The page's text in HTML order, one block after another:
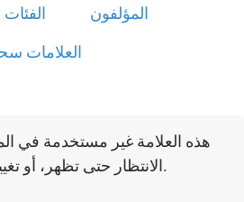
الفئات المؤلفون
العلامات